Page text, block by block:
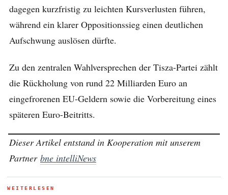
dagegen kurzfristig zu leichten Kursverlusten führen,
während ein klarer Oppositionssieg einen deutlichen
Aufschwung auslösen dürfte.
Zu den zentralen Wahlversprechen der Tisza-Partei zählt
die Rückholung von rund 22 Milliarden Euro an
eingefrorenen EU-Geldern sowie die Vorbereitung eines
späteren Euro-Beitritts.
Dieser Artikel entstand in Kooperation mit unserem
Partner bne intelliNews
WEITERLESEN